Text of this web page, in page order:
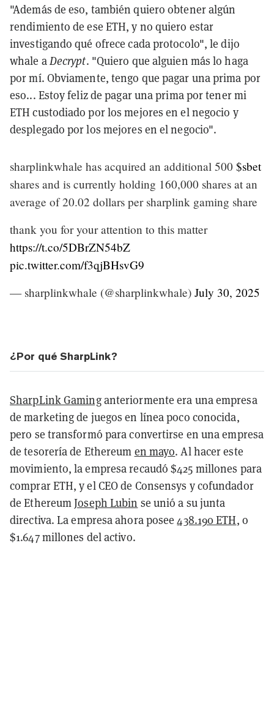
"Además de eso, también quiero obtener algún
rendimiento de ese ETH, y no quiero estar
investigando qué ofrece cada protocolo", le dijo
whale aDecrypt. "Quiero que alguien más lo haga
por mí. Obviamente, tengo que pagar una prima por
eso... Estoy feliz de pagar una prima por tener mi
ETH custodiado por los mejores en el negocio y
desplegado por los mejores en el negocio".
sharplinkwhale has acquired an additional 500 $sbet
shares and is currently holding 160,000 shares at an
average of 20.02 dollars per sharplink gaming share
thank you for your attention to this matter
https://t.co/5DBrZN54bZ
pic.twitter.com/f3qjBHsvG9
— sharplinkwhale (@sharplinkwhale) July 30, 2025
¿Por qué SharpLink?
SharpLink Gaminganteriormente era una empresa
de marketing de juegos en línea poco conocida,
pero se transformó para convertirse en una empresa
de tesorería de Ethereum en mayo. Al hacer este
movimiento, la empresa recaudó $425 millones para
comprar ETH, y el CEO de Consensys y cofundador
de EthereumJoseph Lubin se unió a su junta
directiva.La empresa ahora posee438.190 ETH, o
$1.647 millones del activo.